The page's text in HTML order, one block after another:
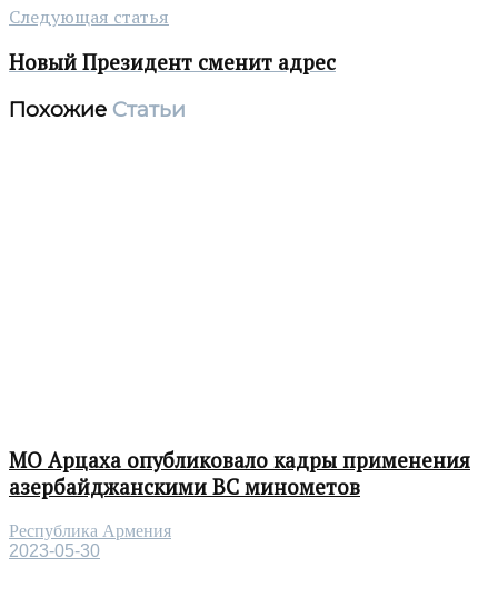
Следующая статья
Новый Президент сменит адрес
Похожие Статьи
МО Арцаха опубликовало кадры применения
азербайджанскими ВС минометов
Республика Армения
2023-05-30